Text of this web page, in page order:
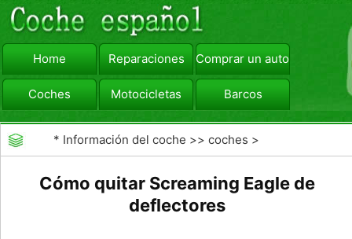
Home Reparaciones Comprar un automóvil
Coches Motocicletas Barcos
viajar Camiones
* Información del coche >>coches >
Cómo quitar Screaming Eagle de
deflectores